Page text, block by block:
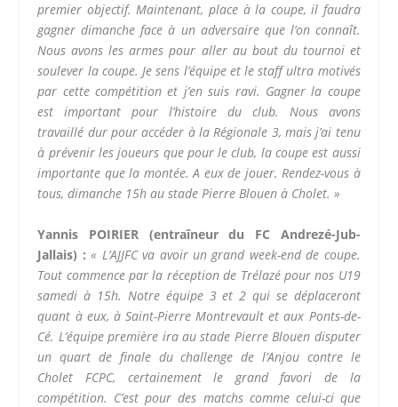
premier objectif. Maintenant, place à la coupe, il faudra
gagner dimanche face à un adversaire que l’on connaît.
Nous avons les armes pour aller au bout du tournoi et
soulever la coupe. Je sens l’équipe et le staff ultra motivés
par cette compétition et j’en suis ravi. Gagner la coupe
est important pour l’histoire du club. Nous avons
travaillé dur pour accéder à la Régionale 3, mais j’ai tenu
à prévenir les joueurs que pour le club, la coupe est aussi
importante que la montée. A eux de jouer. Rendez-vous à
tous, dimanche 15h au stade Pierre Blouen à Cholet. »
Yannis POIRIER (entraîneur du FC Andrezé-Jub-
Jallais) : « L’AJJFC va avoir un grand week-end de coupe.
Tout commence par la réception de Trélazé pour nos U19
samedi à 15h. Notre équipe 3 et 2 qui se déplaceront
quant à eux, à Saint-Pierre Montrevault et aux Ponts-de-
Cé. L’équipe première ira au stade Pierre Blouen disputer
un quart de finale du challenge de l’Anjou contre le
Cholet FCPC, certainement le grand favori de la
compétition. C’est pour des matchs comme celui-ci que